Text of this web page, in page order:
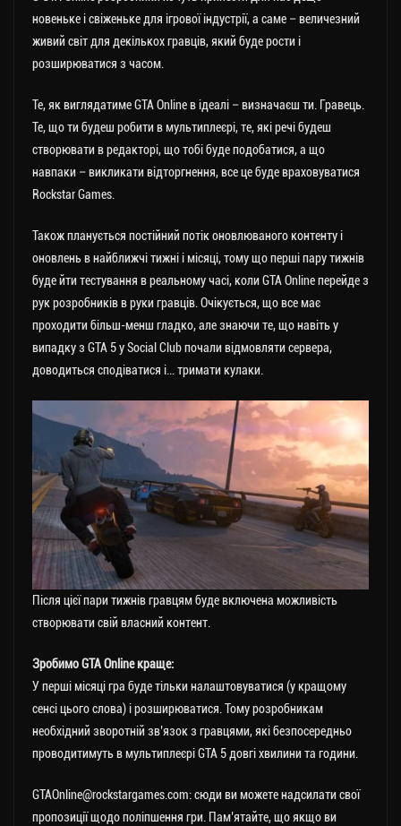
новеньке і свіженьке для ігрової індустрії, а саме – величезний
живий світ для декількох гравців, який буде рости і
розширюватися з часом.
Те, як виглядатиме GTA Online в ідеалі – визначаєш ти. Гравець.
Те, що ти будеш робити в мультиплеєрі, те, які речі будеш
створювати в редакторі, що тобі буде подобатися, а що
навпаки – викликати відторгнення, все це буде враховуватися
Rockstar Games.
Також планується постійний потік оновлюваного контенту і
оновлень в найближчі тижні і місяці, тому що перші пару тижнів
буде йти тестування в реальному часі, коли GTA Online перейде з
рук розробників в руки гравців. Очікується, що все має
проходити більш-менш гладко, але знаючи те, що навіть у
випадку з GTA 5 у Social Club почали відмовляти сервера,
доводиться сподіватися і… тримати кулаки.
Після цієї пари тижнів гравцям буде включена можливість
створювати свій власний контент.
Зробимо GTA Online краще:
У перші місяці гра буде тільки налаштовуватися (у кращому
сенсі цього слова) і розширюватися. Тому розробникам
необхідний зворотній зв’язок з гравцями, які безпосередньо
проводитимуть в мультиплеєрі GTA 5 довгі хвилини та години.
GTAOnline@rockstargames.com: сюди ви можете надсилати свої
пропозиції щодо поліпшення гри. Пам’ятайте, що якщо ви